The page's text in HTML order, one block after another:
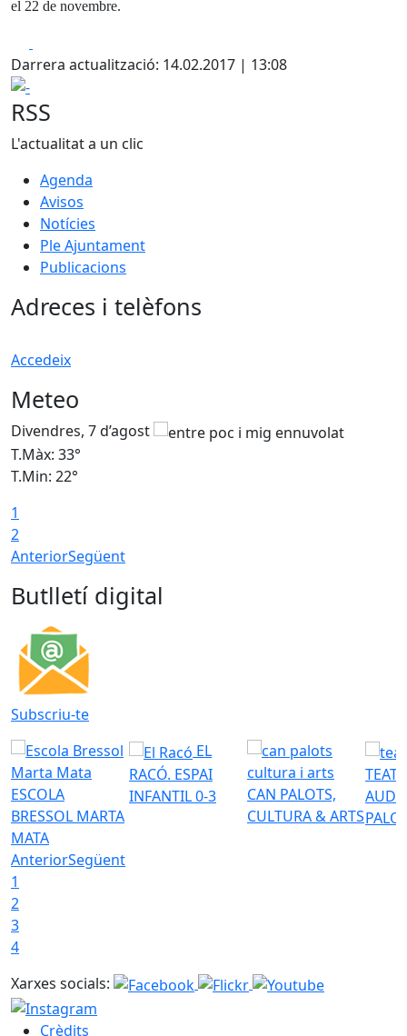
el 22 de novembre.
Darrera actualització: 14.02.2017 | 13:08
-
RSS
L'actualitat a un clic
Agenda
Avisos
Notícies
Ple Ajuntament
Publicacions
Adreces i telèfons
Accedeix
Meteo
Divendres, 7 d’agost
T.Màx: 33°
T.Min: 22°
1
2
AnteriorSegüent
Butlletí digital
Subscriu-te
ESCOLA
BRESSOL MARTA
MATA
EL
RACÓ. ESPAI
INFANTIL 0-3
CAN PALOTS,
CULTURA & ARTS
AnteriorSegüent
1
2
3
4
Xarxes socials:
Crèdits